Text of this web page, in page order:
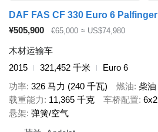
¥505,900 €65,000 ≈ US$74,980
木材运输车
2015
321,452 千米
Euro 6
功率 326 马力 (240 千瓦) 燃油 柴油
载重能力
11,365 千克 车桥配置 6x2
悬架 弹簧/空气